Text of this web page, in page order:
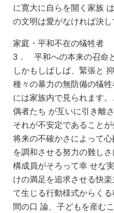
に寛大に自らを開く家族
の文明は愛がなければ決し
家庭・平和不在の犠牲者
3． 平和への本来の召命
しかもしばしば、緊張と
種々の暴力の無防備の犠
には家族内で見られます
偶者たち が互いに引き離
それが不安定であること
将来の不確かさによって
を調和させる努力の難し
構成員がそろって幸 せな
けの満足を追求させる快
て生じる行動様式からく
間の口 論、子どもを産む